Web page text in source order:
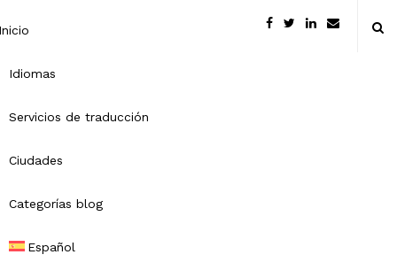
Idiomas
Servicios de traducción
Ciudades
Categorías blog
Español